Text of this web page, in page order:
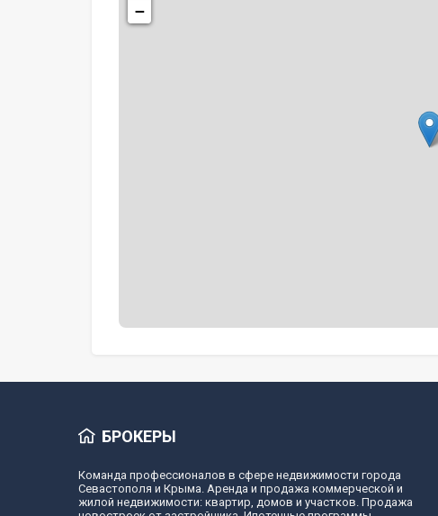
−
БРОКЕРЫ
Команда профессионалов в сфере недвижимости города
Севастополя и Крыма. Аренда и продажа коммерческой и
жилой недвижимости: квартир, домов и участков. Продажа